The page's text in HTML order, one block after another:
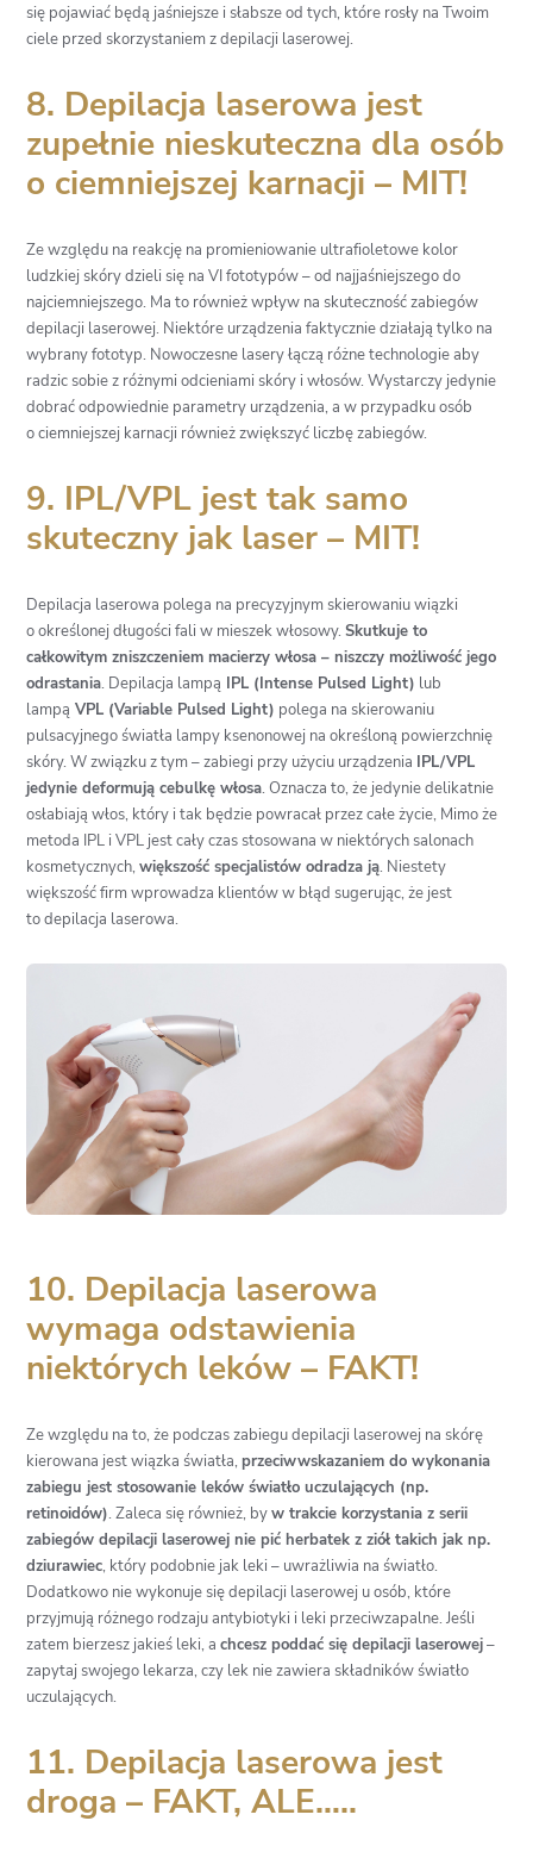
się pojawiać będą jaśniejsze i słabsze od tych, które rosły na Twoim
ciele przed skorzystaniem zdepilacji laserowej.
8. Depilacja laserowa jest
zupełnie nieskuteczna dla osób
o ciemniejszej karnacji – MIT!
Ze względu na reakcję na promieniowanie ultrafioletowe kolor
ludzkiej skóry dzieli się na VI fototypów – od najjaśniejszego do
najciemniejszego. Ma to również wpływ na skutecznośćzabiegów
depilacji laserowej. Niektóre urządzenia faktycznie działają tylko na
wybrany fototyp. Nowoczesne lasery łączą różne technologie aby
radzic sobie z różnymi odcieniami skóry i włosów. Wystarczy jedynie
dobrać odpowiednie parametry urządzenia, a w przypadku osób
o ciemniejszej karnacji również zwiększyć liczbę zabiegów.
9. IPL/VPL jest tak samo
skuteczny jak laser – MIT!
Depilacja laserowa polega na precyzyjnym skierowaniu wiązki
o określonej długości fali w mieszek włosowy.Skutkuje to
całkowitym zniszczeniem macierzy włosa – niszczy możliwość jego
odrastania. Depilacja lampą IPL (Intense Pulsed Light) lub
lampą VPL (Variable Pulsed Light) polega na skierowaniu
pulsacyjnego światła lampy ksenonowej na określoną powierzchnię
skóry. W związku z tym – zabiegi przy użyciu urządzenia IPL/VPL
jedynie deformują cebulkę włosa. Oznacza to, że jedynie delikatnie
osłabiają włos, który i tak będzie powracał przez całe życie, Mimo że
metoda IPL i VPL jest cały czas stosowana w niektórych salonach
kosmetycznych,większość specjalistów odradza ją. Niestety
większość firm wprowadza klientów w błąd sugerując, że jest
todepilacja laserowa.
10. Depilacja laserowa
wymaga odstawienia
niektórych leków – FAKT!
Ze względu na to, że podczaszabiegu depilacji laserowej na skórę
kierowana jest wiązka światła,przeciwwskazaniem do wykonania
zabiegu jest stosowanie leków światło uczulających (np.
retinoidów). Zaleca się również, byw trakcie korzystania zserii
zabiegów depilacji laserowej nie pić herbatek z ziół takich jak np.
dziurawiec, który podobnie jak leki – uwrażliwia na światło.
Dodatkowo nie wykonuje się depilacji laserowej u osób, które
przyjmują różnego rodzaju antybiotyki i leki przeciwzapalne. Jeśli
zatem bierzesz jakieś leki, achcesz poddać się depilacji laserowej–
zapytaj swojego lekarza, czy lek nie zawiera składników światło
uczulających.
11. Depilacja laserowa jest
droga – FAKT, ALE…..